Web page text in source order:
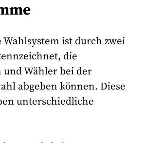
Wahlsystem ist durch zwei
die
Wähler bei der
abgeben können. Diese
unterschiedliche